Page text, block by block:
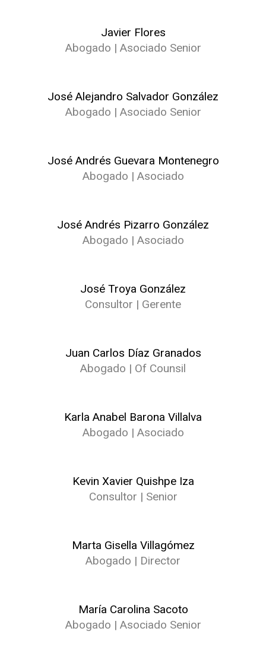
Javier Flores
Abogado | Asociado Senior
José Alejandro Salvador González
Abogado | Asociado Senior
José Andrés Guevara Montenegro
Abogado | Asociado
José Andrés Pizarro González
Abogado | Asociado
José Troya González
Consultor | Gerente
Juan Carlos Díaz Granados
Abogado | Of Counsil
Karla Anabel Barona Villalva
Abogado | Asociado
Kevin Xavier Quishpe Iza
Consultor | Senior
Marta Gisella Villagómez
Abogado | Director
María Carolina Sacoto
Abogado | Asociado Senior